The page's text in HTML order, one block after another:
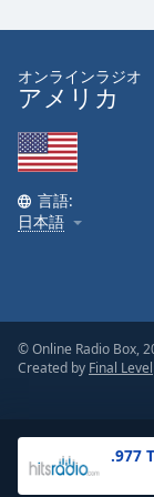
Text
Opacity
Opacity
Background
.977
オンラインラジオ
アメリカ
言語:
日本語
© Online Radio Box,
Created by Final Level